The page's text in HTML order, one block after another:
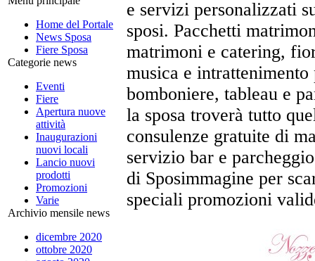
Home del Portale
News Sposa
Fiere Sposa
Categorie news
Eventi
Fiere
Apertura nuove
attività
Inaugurazioni
nuovi locali
Lancio nuovi
prodotti
Promozioni
Varie
Archivio mensile news
dicembre 2020
ottobre 2020
e servizi personalizzati
sposi. Pacchetti
matrimoni e catering,
musica e
bomboniere, tableau e
la sposa troverà tutto
consulenze gratuite di
servizio bar e
di Sposimmagine per
speciali promozioni